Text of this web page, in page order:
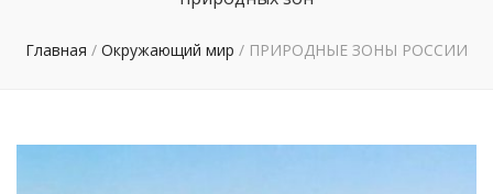
Главная / Окружающий мир / ПРИРОДНЫЕ ЗОНЫ РОССИИ